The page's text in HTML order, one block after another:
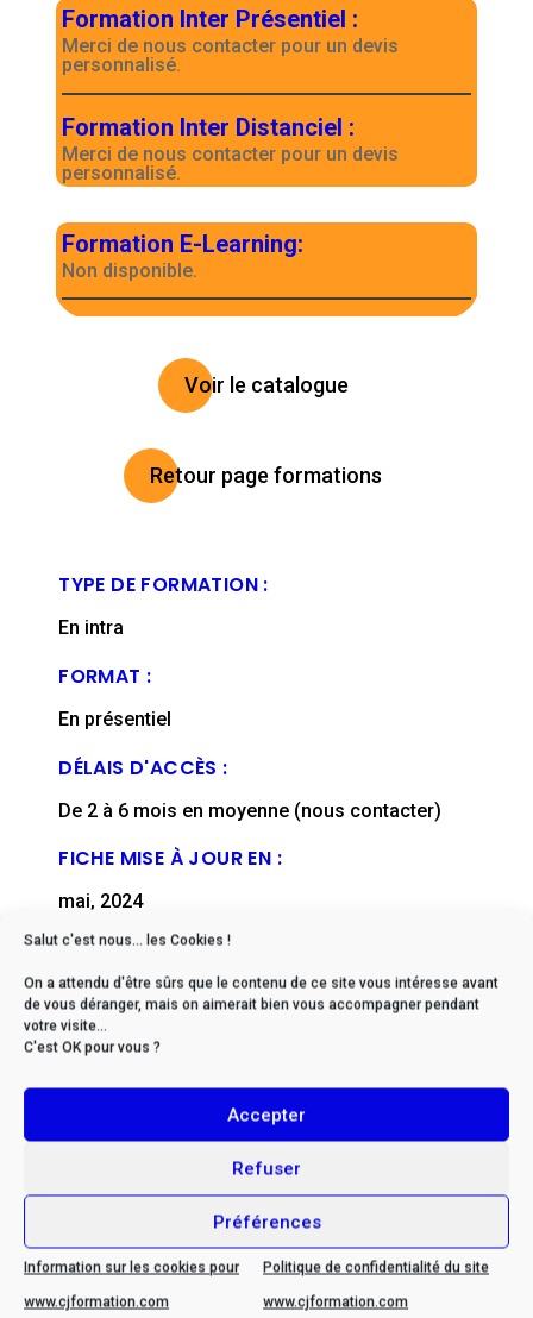
Salut c'est nous... les Cookies !
On a attendu d'être sûrs que le contenu de ce site vous intéresse avant
de vous déranger, mais on aimerait bien vous accompagner pendant
votre visite...
C'est OK pour vous ?
Accepter
Refuser
Préférences
Information sur les cookies pour
www.cjformation.com
Politique de confidentialité du site
www.cjformation.com
Formation Inter Présentiel :
Merci de nous contacter pour un devis
personnalisé.
Formation Inter Distanciel :
Merci de nous contacter pour un devis
personnalisé.
Formation E-Learning:
Non disponible.
Voir le catalogue
Retour page formations
TYPE DE FORMATION :
En intra
FORMAT :
En présentiel
DÉLAIS D'ACCÈS :
De 2 à 6 mois en moyenne (nous contacter)
FICHE MISE À JOUR EN :
mai, 2024
* Si vous êtes en situation
contacter afin d’envisager
ensemble les possibilités
d’adaptation